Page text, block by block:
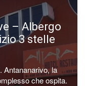
– Albergo
3 stelle
Antananarivo, la
che ospita.